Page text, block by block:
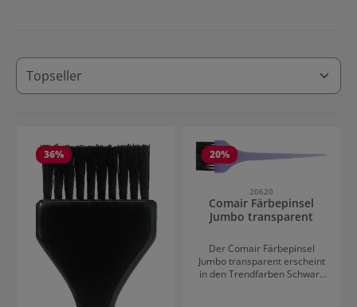
36% 20%
20620
Comair Färbepinsel
Jumbo transparent
Der Comair Färbepinsel
Jumbo transparent erscheint
in den Trendfarben Schwarz